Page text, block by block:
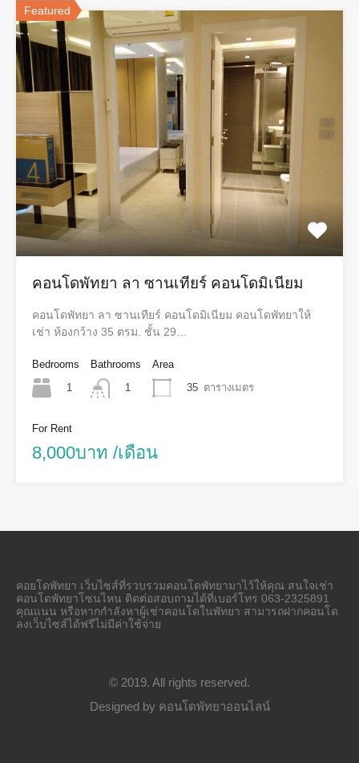
Featured
คอนโดพัทยา ลา ซานเทียร์ คอนโดมิเนียม
คอนโดพัทยา ลา ซานเทียร์ คอนโดมิเนียม คอนโดพัทยาให้
เช่า ห้องกว้าง 35 ตรม. ชั้น 29…
Bedrooms
1
Bathrooms
1
Area
35 ตารางเมตร
For Rent
8,000บาท /เดือน
คอยโดพัทยา เว็บไซส์ที่รวบรวมคอนโดพัทยามาไว้ให้คุณ สนใจเช่า
คอนโดพัทยาโซนไหน ติดต่อสอบถามได้ที่เบอร์โทร 063-2325891
คุณแนน หรือหากกำลังหาผู้เช่าคอนโดในพัทยา สามารถฝากคอนโด
ลงเว็บไซส์ได้ฟรีไม่มีค่าใช้จ่าย
© 2019. All rights reserved.
Designed by คอนโดพัทยาออนไลน์